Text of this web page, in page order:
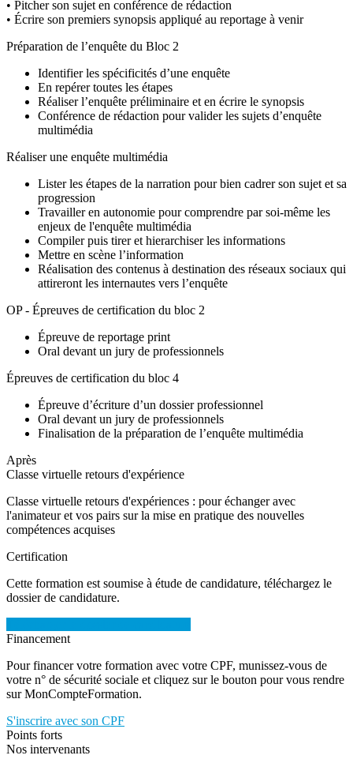
• Pitcher son sujet en conférence de rédaction
• Écrire son premiers synopsis appliqué au reportage à venir
Préparation de l’enquête du Bloc 2
Identifier les spécificités d’une enquête
En repérer toutes les étapes
Réaliser l’enquête préliminaire et en écrire le synopsis
Conférence de rédaction pour valider les sujets d’enquête
multimédia
Réaliser une enquête multimédia
Lister les étapes de la narration pour bien cadrer son sujet et sa
progression
Travailler en autonomie pour comprendre par soi-même les
enjeux de l'enquête multimédia
Compiler puis tirer et hierarchiser les informations
Mettre en scène l’information
Réalisation des contenus à destination des réseaux sociaux qui
attireront les internautes vers l’enquête
OP - Épreuves de certification du bloc 2
Épreuve de reportage print
Oral devant un jury de professionnels
Épreuves de certification du bloc 4
Épreuve d’écriture d’un dossier professionnel
Oral devant un jury de professionnels
Finalisation de la préparation de l’enquête multimédia
Après
Classe virtuelle retours d'expérience
Classe virtuelle retours d'expériences : pour échanger avec
l'animateur et vos pairs sur la mise en pratique des nouvelles
compétences acquises
Certification
Cette formation est soumise à étude de candidature, téléchargez le
dossier de candidature.
Financement
Pour financer votre formation avec votre CPF, munissez-vous de
votre n° de sécurité sociale et cliquez sur le bouton pour vous rendre
sur MonCompteFormation.
S'inscrire avec son CPF
Points forts
Nos intervenants